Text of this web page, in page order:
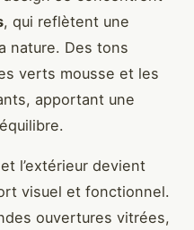
, qui reflètent une
nature. Des tons
verts mousse et les
apportant une
l’extérieur devient
visuel et fonctionnel.
ouvertures vitrées,